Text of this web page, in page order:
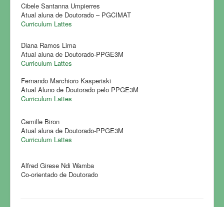
Cibele Santanna Umpierres
Atual aluna de Doutorado – PGCIMAT
Curriculum Lattes
Diana Ramos Lima
Atual aluna de Doutorado-PPGE3M
Curriculum Lattes
Fernando Marchioro Kasperiski
Atual Aluno de Doutorado pelo PPGE3M
Curriculum Lattes
Camille Biron
Atual aluna de Doutorado-PPGE3M
Curriculum Lattes
Alfred Girese Ndi Wamba
Co-orientado de Doutorado